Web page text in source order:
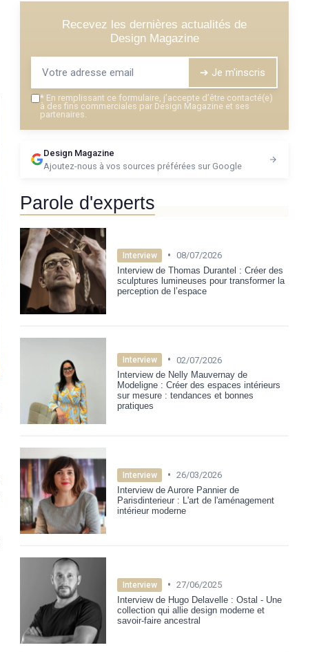
Recevez les dernières actualités de
Design Magazine
➔ Je m'inscris
* En remplissant ce formulaire, j’accepte d’être contacté(e)
à des fins commerciales par Design Magazine et ses
partenaires.
Design Magazine
Ajoutez-nous à vos sources préférées sur Google
Parole d'experts
Interview • 08/07/2026
Interview de Thomas Durantel : Créer des
sculptures lumineuses pour transformer la
perception de l’espace
Interview • 02/07/2026
Interview de Nelly Mauvernay de
Modeligne : Créer des espaces intérieurs
sur mesure : tendances et bonnes
pratiques
Interview • 26/03/2026
Interview de Aurore Pannier de
Parisdinterieur : L'art de l'aménagement
intérieur moderne
Interview • 27/06/2025
Interview de Hugo Delavelle : Ostal - Une
collection qui allie design moderne et
savoir-faire ancestral